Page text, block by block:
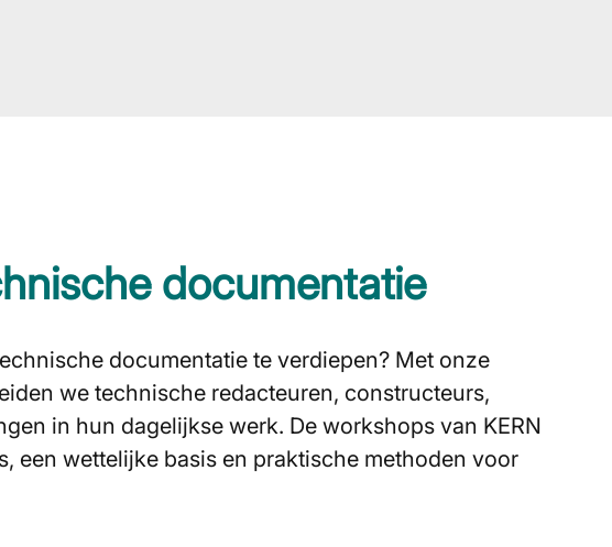
documentatie
documentatie te verdiepen? Met onze
we technische redacteuren, constructeurs,
in hun dagelijkse werk. De workshops van KERN
een wettelijke basis en praktische methoden voor